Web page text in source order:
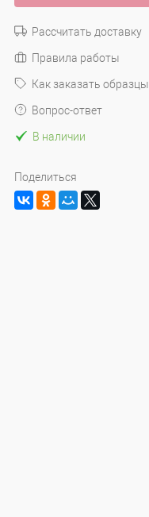
Рассчитать доставку
Правила работы
Как заказать образцы
Вопрос-ответ
В наличии
Поделиться